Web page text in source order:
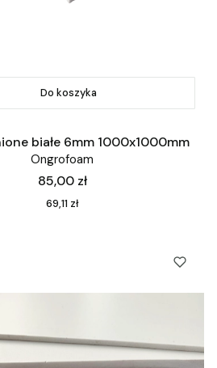
Do koszyka
białe 6mm 1000x1000mm
Ongrofoam
Cena
85,00 zł
Cena
69,11 zł